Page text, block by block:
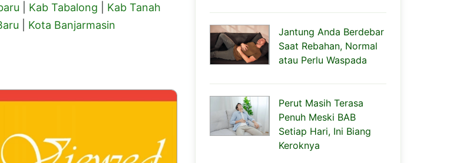
Kab Tabalong
Kab Tanah
Kota Banjarmasin
Jantung Anda Berdebar
Saat Rebahan, Normal
atau Perlu Waspada
Perut Masih Terasa
Penuh Meski BAB
Setiap Hari, Ini Biang
Keroknya